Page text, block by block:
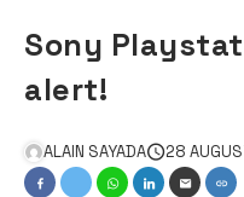
Sony
alert!
ALAIN SAYADA 28